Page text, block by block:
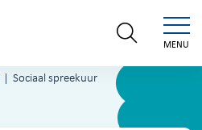
MENU
Sociaal spreekuur